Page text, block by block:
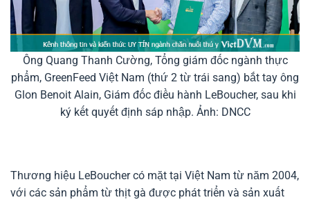
Ông Quang Thanh Cường, Tổng giám đốc ngành thực
phẩm, GreenFeed Việt Nam (thứ 2 từ trái sang) bắt tay ông
Glon Benoit Alain, Giám đốc điều hành LeBoucher, sau khi
ký kết quyết định sáp nhập. Ảnh: DNCC
Thương hiệu LeBoucher có mặt tại Việt Nam từ năm 2004,
với các sản phẩm từ thịt gà được phát triển và sản xuất